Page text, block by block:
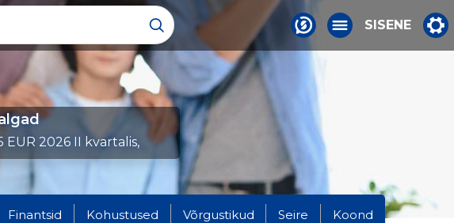
SISENE
EUR 2026 II kvartalis,
Finantsid Kohustused Võrgustikud Seire Koond